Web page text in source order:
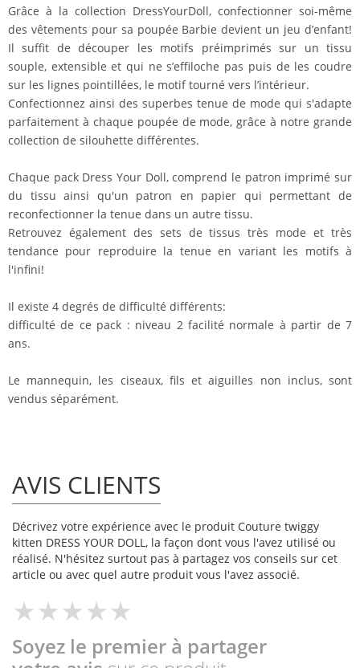
Grâce à la collection DressYourDoll, confectionner soi-même
des vêtements pour sa poupée Barbie devient un jeu d’enfant!
Il suffit de découper les motifs préimprimés sur un tissu
souple, extensible et qui ne s’effiloche pas puis de les coudre
sur les lignes pointillées, le motif tourné vers l’intérieur.
Confectionnez ainsi des superbes tenue de mode qui s'adapte
parfaitement à chaque poupée de mode, grâce à notre grande
collection de silouhette différentes.
Chaque pack Dress Your Doll, comprend le patron imprimé sur
du tissu ainsi qu'un patron en papier qui permettant de
reconfectionner la tenue dans un autre tissu.
Retrouvez également des sets de tissus très mode et très
tendance pour reproduire la tenue en variant les motifs à
l'infini!
Il existe 4 degrés de difficulté différents:
difficulté de ce pack : niveau 2 facilité normale à partir de 7
ans.
Le mannequin, les ciseaux, fils et aiguilles non inclus, sont
vendus séparément.
AVIS CLIENTS
Décrivez votre expérience avec le produit Couture twiggy
kitten DRESS YOUR DOLL, la façon dont vous l'avez utilisé ou
réalisé. N'hésitez surtout pas à partagez vos conseils sur cet
article ou avec quel autre produit vous l'avez associé.
Soyez le premier à partager